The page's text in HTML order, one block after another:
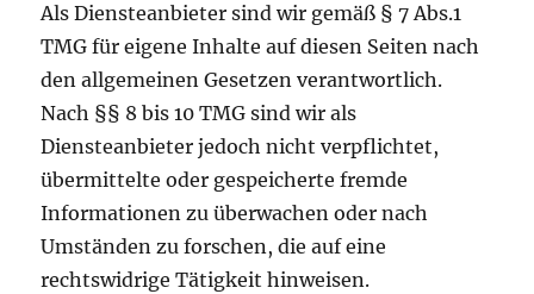
Als Diensteanbieter sind wir gemäß § 7 Abs.1
TMG für eigene Inhalte auf diesen Seiten nach
den allgemeinen Gesetzen verantwortlich.
Nach §§ 8 bis 10 TMG sind wir als
Diensteanbieter jedoch nicht verpflichtet,
übermittelte oder gespeicherte fremde
Informationen zu überwachen oder nach
Umständen zu forschen, die auf eine
rechtswidrige Tätigkeit hinweisen.